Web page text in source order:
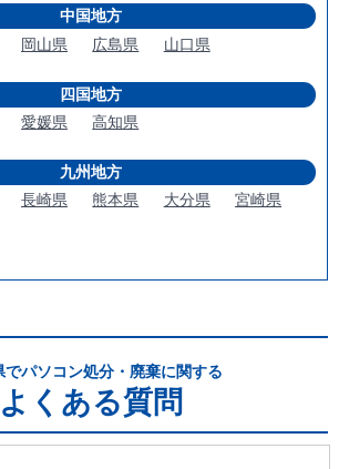
中国地方
岡山県 広島県 山口県
四国地方
愛媛県 高知県
九州地方
長崎県 熊本県 大分県
宮崎県
でパソコン処分・廃棄に関する
よくある質問